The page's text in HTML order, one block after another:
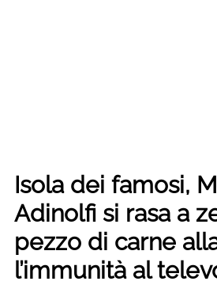
Isola dei famosi,
Adinolfi si rasa a
pezzo di carne
l’immunità al